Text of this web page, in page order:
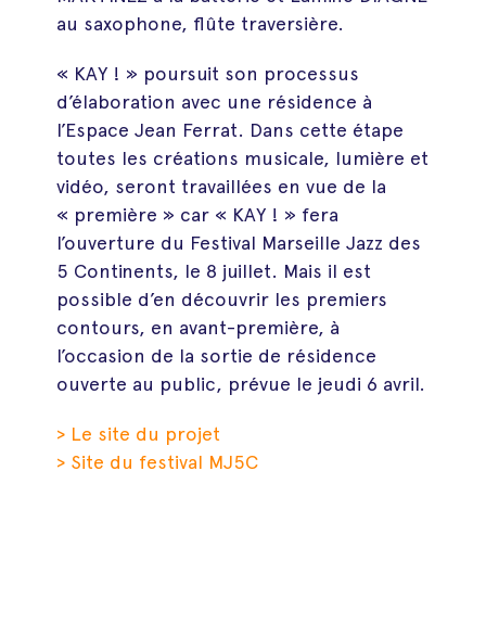
au saxophone, flûte traversière.
« KAY ! » poursuit son processus
d’élaboration avec une résidence à
l’Espace Jean Ferrat. Dans cette étape
toutes les créations musicale, lumière et
vidéo, seront travaillées en vue de la
« première » car « KAY ! » fera
l’ouverture du Festival Marseille Jazz des
5 Continents, le 8 juillet. Mais il est
possible d’en découvrir les premiers
contours, en avant-première, à
l’occasion de la sortie de résidence
ouverte au public, prévue le jeudi 6 avril.
> Le site du projet
> Site du festival MJ5C